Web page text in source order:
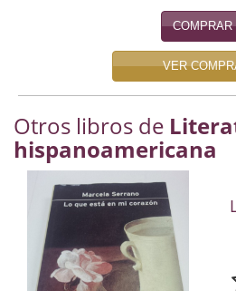
Divulgación científica
Economía
Enciclopedias
Ensayo
Ensayo literario
COMPRAR
VER
Otros libros de
hispanoamericana